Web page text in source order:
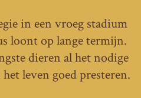
in een vroeg stadium
loont op lange termijn.
dieren al het nodige
leven goed presteren.